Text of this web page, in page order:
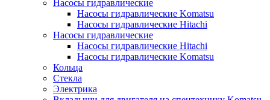
Насосы гидравлические
Насосы гидравлические Komatsu
Насосы гидравлические Hitachi
Насосы гидравлические
Насосы гидравлические Hitachi
Насосы гидравлические Komatsu
Кольца
Стекла
Электрика